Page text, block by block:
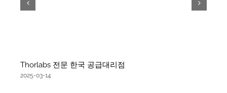
Thorlabs 전문 한국 공급대리점
2025-03-14